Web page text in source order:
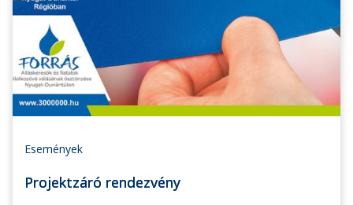
Események
Projektzáró rendezvény